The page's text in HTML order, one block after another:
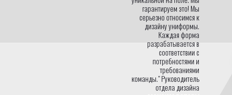
гарантируем это! Мы
серьезно относимся к
дизайну униформы.
Каждая форма
разрабатывается в
соответствии с
потребностями и
требованиями
команды." Руководитель
отдела дизайна